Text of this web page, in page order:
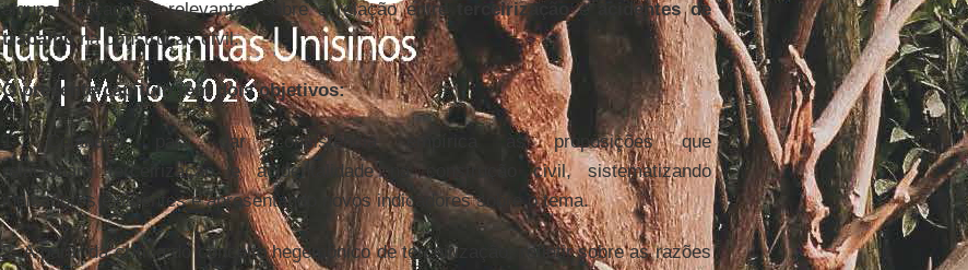
alguns indicadores relevantes sobre a relação entre
terceirizaçãoe
acidentes de
trabalhona construção civil.
O presente capítulo tem dois objetivos:
1- Colaborar para dar consistência empírica às proposições que
relacionam terceirização e acidentalidade na construção civil, sistematizando
indicadores existentes e apresentando novos indicadores sobre o tema.
2- A partir da crítica do conceito hegemônico de terceirização, refletir sobre as razões